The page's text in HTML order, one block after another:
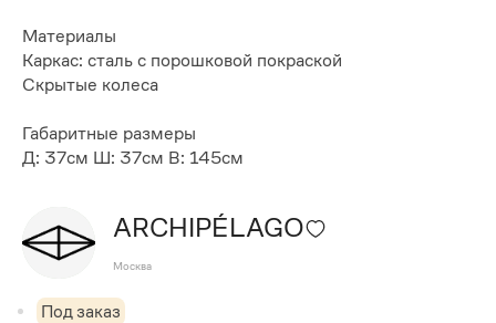
Материалы
Каркас: сталь с порошковой покраской
Скрытые колеса
Габаритные размеры
Д: 37см Ш: 37см В: 145см
ARCHIPÉLAGO
Москва
Под заказ